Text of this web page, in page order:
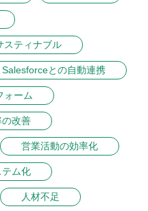
スティナブル
Salesforceとの自動連携
ォーム
改善
営業活動の効率化
テム化
人材不足